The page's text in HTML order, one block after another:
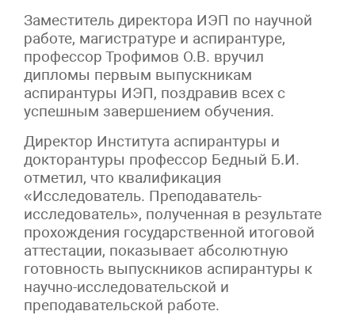
Заместитель директора ИЭП по научной
работе, магистратуре и аспирантуре,
профессор Трофимов О.В. вручил
дипломы первым выпускникам
аспирантуры ИЭП, поздравив всех с
успешным завершением обучения.
Директор Института аспирантуры и
докторантуры профессор Бедный Б.И.
отметил, что квалификация
«Исследователь. Преподаватель-
исследователь», полученная в результате
прохождения государственной итоговой
аттестации, показывает абсолютную
готовность выпускников аспирантуры к
научно-исследовательской и
преподавательской работе.